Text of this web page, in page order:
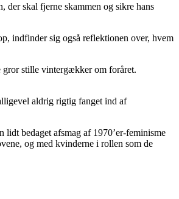
der skal fjerne skammen og sikre hans
indfinder sig også reflektionen over, hvem
gror stille vintergækker om foråret.
aldrig rigtig fanget ind af
bedaget afsmag af 1970’er-feminisme
og med kvinderne i rollen som de